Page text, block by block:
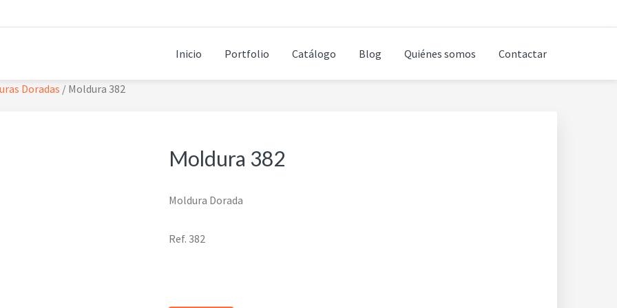
Inicio Portfolio Catálogo Blog Quiénes somos Contactar
Doradas / Moldura 382
Moldura 382
Moldura Dorada
Ref. 382